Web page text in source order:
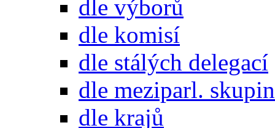
dle výborů
dle komisí
dle stálých delegací
dle meziparl. skupin
dle krajů